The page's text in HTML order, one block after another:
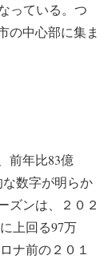
っている。つ
の中心部に集ま
前年比83億
な数字が明らか
ズンは、２０２
上回る97万
ナ前の２０１